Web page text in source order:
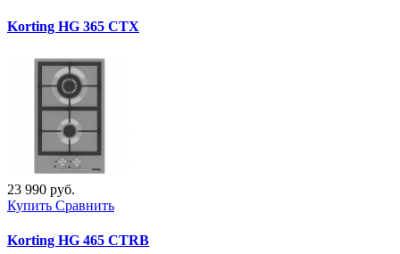
Korting HG 365 CTX
23 990 руб.
Купить Сравнить
Korting HG 465 CTRB